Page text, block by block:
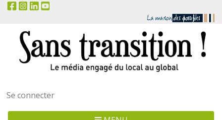
Menu
utilisateur
Se connecter